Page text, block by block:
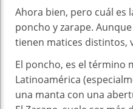
Ahora bien, pero cuál es
poncho y zarape.
tienen matices distintos,
El poncho, es el término
Latinoamérica
una manta con una